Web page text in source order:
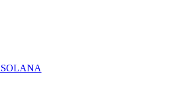
SOLANA